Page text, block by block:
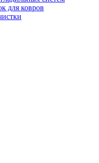
для ковров